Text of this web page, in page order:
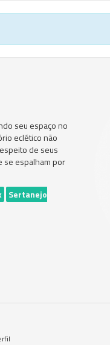
seu espaço no
eclético não
de seus
se espalham por
Sertanejo